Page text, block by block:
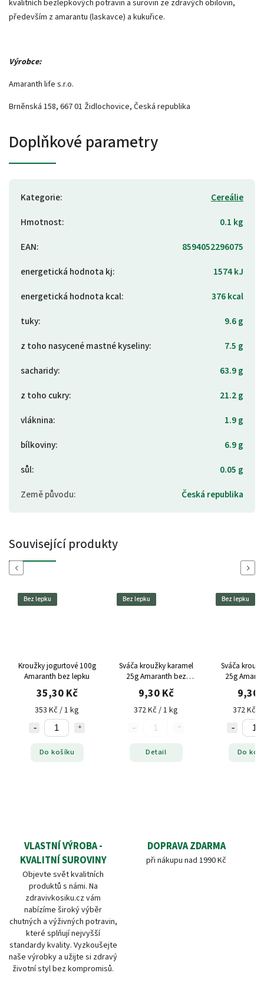
kvalitních bezlepkových potravin a surovin ze zdravých obilovin,
především z amarantu (laskavce) a kukuřice.
Výrobce:
Amaranth life s.r.o.
Brněnská 158, 667 01 Židlochovice, Česká republika
Doplňkové parametry
Kategorie:
Cereálie
Hmotnost:
0.1 kg
EAN:
8594052296075
energetická hodnota kj:
1574 kJ
energetická hodnota kcal:
376 kcal
tuky:
9.6 g
z toho nasycené mastné kyseliny:
7.5 g
sacharidy:
63.9 g
z toho cukry:
21.2 g
vláknina:
1.9 g
bílkoviny:
6.9 g
sůl:
0.05 g
Země původu: Česká republika
Související produkty
Previous
Bez lepku
Kroužky jogurtové 100g
Amaranth bez lepku
35,30 Kč
353 Kč / 1 kg
Do košíku
Bez lepku
Sváča kroužky karamel
25g Amaranth bez
lepku
9,30 Kč
372 Kč / 1 kg
Detail
Bez lepku
Sváča
25g
lepku
9,30
372 Kč /
Do
Next
VLASTNÍ VÝROBA -
KVALITNÍ SUROVINY
Objevte svět kvalitních
produktů s námi. Na
zdravivkosiku.cz vám
nabízíme široký výběr
chutných a výživných potravin,
které splňují nejvyšší
standardy kvality. Vyzkoušejte
naše výrobky a užijte si zdravý
životní styl bez kompromisů.
DOPRAVA ZDARMA
při nákupu nad 1990 Kč